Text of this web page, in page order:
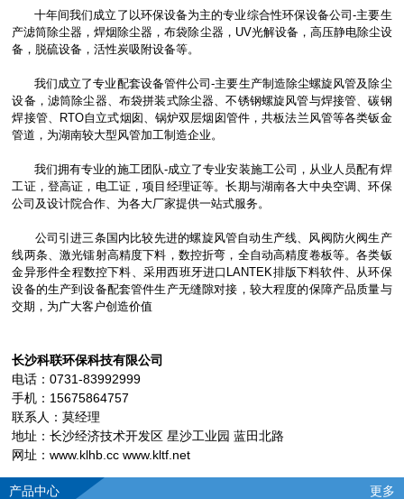
十年间我们成立了以环保设备为主的专业综合性环保设备公司-主要生
产滤筒除尘器，焊烟除尘器，布袋除尘器，UV光解设备，高压静电除尘设
备，脱硫设备，活性炭吸附设备等。
我们成立了专业配套设备管件公司-主要生产制造除尘螺旋风管及除尘
设备，滤筒除尘器、布袋拼装式除尘器、不锈钢螺旋风管与焊接管、碳钢
焊接管、RTO自立式烟囱、锅炉双层烟囱管件，共板法兰风管等各类钣金
管道，为湖南较大型风管加工制造企业。
我们拥有专业的施工团队-成立了专业安装施工公司，从业人员配有焊
工证，登高证，电工证，项目经理证等。长期与湖南各大中央空调、环保
公司及设计院合作、为各大厂家提供一站式服务。
公司引进三条国内比较先进的螺旋风管自动生产线、风阀防火阀生产
线两条、激光镭射高精度下料，数控折弯，全自动高精度卷板等。各类钣
金异形件全程数控下料、采用西班牙进口LANTEK排版下料软件、从环保
设备的生产到设备配套管件生产无缝隙对接，较大程度的保障产品质量与
交期，为广大客户创造价值
长沙科联环保科技有限公司
电话：0731-83992999
手机：15675864757
联系人：莫经理
地址：长沙经济技术开发区 星沙工业园 蓝田北路
网址：www.klhb.cc www.kltf.net
产品中心 更多